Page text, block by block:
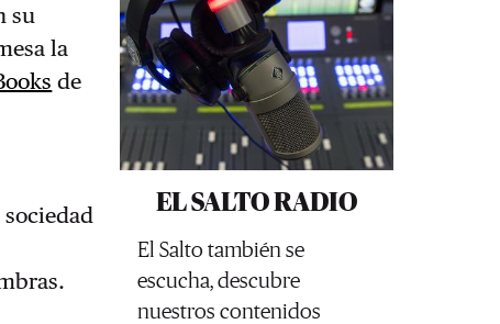
su
la
de
EL SALTO RADIO
El Salto también se
escucha, descubre
nuestros contenidos